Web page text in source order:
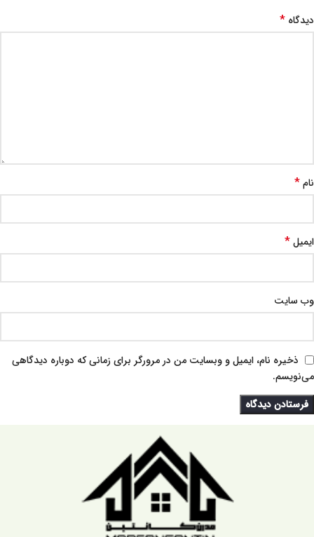
دیدگاه *
نام*
ایمیل*
وب‌ سایت
ذخیره نام، ایمیل و وبسایت من در مرورگر برای زمانی که دوباره دیدگاهی
می‌نویسم.